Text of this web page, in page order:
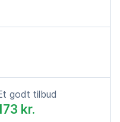
godt tilbud
kr.